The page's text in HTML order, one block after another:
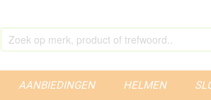
AANBIEDINGEN HELMEN